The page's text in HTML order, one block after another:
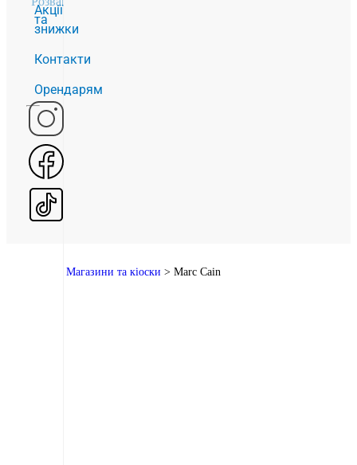
Акції
та
знижки
Контакти
Орендарям
Магазини та кіоски > Marc Cain